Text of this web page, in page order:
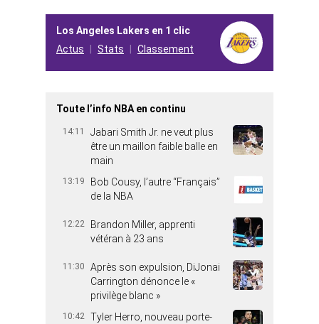
Los Angeles Lakers en 1 clic
Actus
Stats Classement
Toute l’info NBA en continu
14:11
Jabari Smith Jr. ne veut plus
être un maillon faible balle en
main
13:19
Bob Cousy, l’autre “Français”
de la NBA
12:22
Brandon Miller, apprenti
vétéran à 23 ans
11:30
Après son expulsion, DiJonai
Carrington dénonce le «
privilège blanc »
10:42 Tyler Herro, nouveau porte-